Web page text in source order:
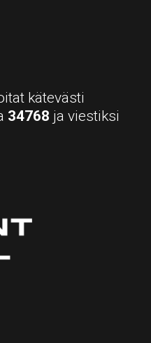
kätevästi
34768 ja viestiksi